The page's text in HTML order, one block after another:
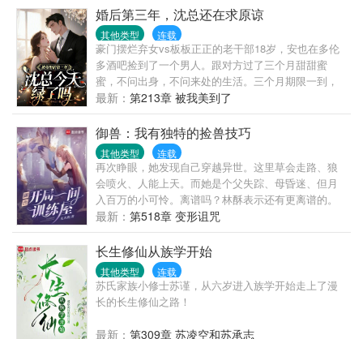
颂，流金岁月。后续还会添加三十而已，有风，再到
微微一笑，小欢喜等各种综合，有喜欢的角色或者电
视剧想加都可以在书里留言添加。
婚后第三年，沈总还在求原谅
其他类型 连载
豪门摆烂弃女vs板板正正的老干部18岁，安也在多伦
多酒吧捡到了一个男人。跟对方过了三个月甜甜蜜
蜜，不问出身，不问来处的生活。三个月期限一到，
她潇洒拍屁股走人。四年后，一纸病危通知书将她骗
进桢景台。安也终于见到那位传说中掌控南洋经济命
脉的男人。抬眼瞬间，那张过分熟悉的脸让她浑身血
液冰凉.........安也内心sos：甩过的炮友成了隐婚对象
怎么办？「婚后」安也挡不住一颗豪放乱窜的心。拿
着手机看男模选秀节目。大言不惭道：“总有一天，本
宫要让他奔我被窝。”沈晏清盯了她一眼：“安也，知道
可云吗？”“知道啊！怎么了？”沈先生：“你比她还
疯。”........某日，安也洗完澡出来，见沈先生站在衣帽
间换衣服。走过去从身后圈住他的腰，来回摸了几
把：“沈董，腰好细啊！”沈先生很平静：“谢谢，你胸
也很大。”.........一个在道德边缘疯狂蹦迪的妻子vs一
个拼命想将妻子拉入正轨的丈夫。
最新： 第213章 被我美到了
御兽：我有独特的捡兽技巧
其他类型 连载
再次睁眼，她发现自己穿越异世。这里草会走路、狼
会喷火、人能上天。而她是个父失踪、母昏迷、但月
入百万的小可怜。离谱吗？林酥表示还有更离谱的。
比如找上门的宠兽，比如睡觉才能变强。……无CP，
异世探索与宠兽进化之旅。
最新： 第518章 变形诅咒
长生修仙从族学开始
其他类型 连载
苏氏家族小修士苏谨，从六岁进入族学开始走上了漫
长的长生修仙之路！
最新： 第309章 苏凌空和苏承志